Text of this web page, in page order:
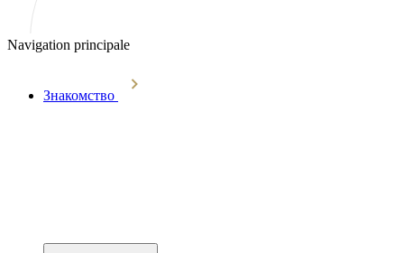
Navigation principale
Знакомство